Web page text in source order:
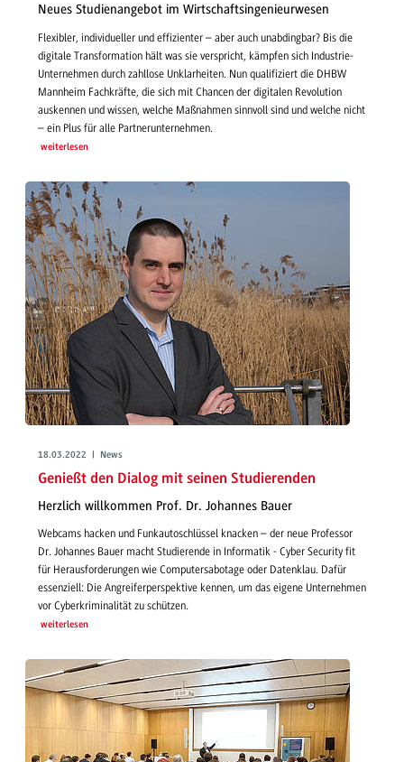
Neues Studienangebot im Wirtschaftsingenieurwesen
Flexibler, individueller und effizienter – aber auch unabdingbar? Bis die
digitale Transformation hält was sie verspricht, kämpfen sich Industrie-
Unternehmen durch zahllose Unklarheiten. Nun qualifiziert die DHBW
Mannheim Fachkräfte, die sich mit Chancen der digitalen Revolution
auskennen und wissen, welche Maßnahmen sinnvoll sind und welche nicht
– ein Plus für alle Partnerunternehmen.
weiterlesen
18.03.2022 | News
Genießt den Dialog mit seinen Studierenden
Herzlich willkommen Prof. Dr. Johannes Bauer
Webcams hacken und Funkautoschlüssel knacken – der neue Professor
Dr. Johannes Bauer macht Studierende in Informatik - Cyber Security fit
für Herausforderungen wie Computersabotage oder Datenklau. Dafür
essenziell: Die Angreiferperspektive kennen, um das eigene Unternehmen
vor Cyberkriminalität zu schützen.
weiterlesen